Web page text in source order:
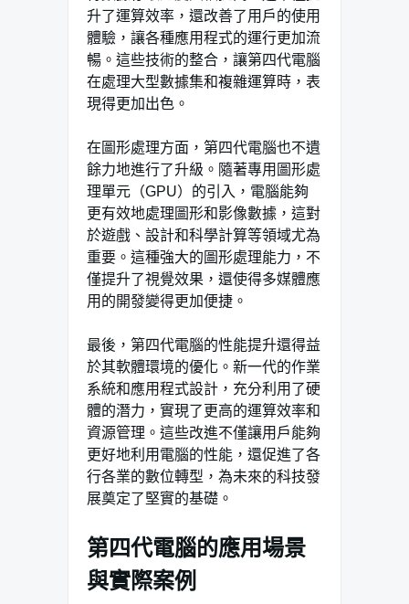
升了運算效率，還改善了用戶的使用
體驗，讓各種應用程式的運行更加流
暢。這些技術的整合，讓第四代電腦
在處理大型數據集和複雜運算時，表
現得更加出色。
在圖形處理方面，第四代電腦也不遺
餘力地進行了升級。隨著專用圖形處
理單元（GPU）的引入，電腦能夠
更有效地處理圖形和影像數據，這對
於遊戲、設計和科學計算等領域尤為
重要。這種強大的圖形處理能力，不
僅提升了視覺效果，還使得多媒體應
用的開發變得更加便捷。
最後，第四代電腦的性能提升還得益
於其軟體環境的優化。新一代的作業
系統和應用程式設計，充分利用了硬
體的潛力，實現了更高的運算效率和
資源管理。這些改進不僅讓用戶能夠
更好地利用電腦的性能，還促進了各
行各業的數位轉型，為未來的科技發
展奠定了堅實的基礎。
第四代電腦的應用場景
與實際案例